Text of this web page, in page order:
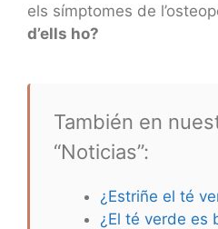
els símptomes de
d’ells ho?
También en
“Noticias”:
¿Estriñe el té
¿El té verde es